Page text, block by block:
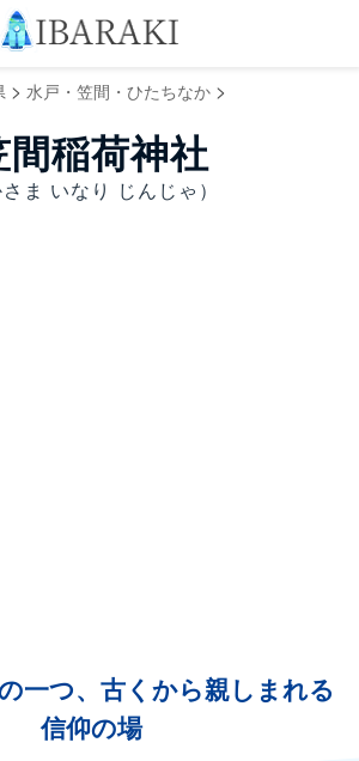
> 水戸・笠間・ひたちなか >
間稲荷神社
さま いなり じんじゃ）
一つ、古くから親しまれる
信仰の場